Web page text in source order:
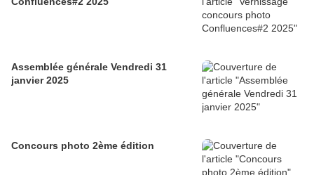
Assemblée générale Vendredi 31
janvier 2025
Concours photo 2ème édition